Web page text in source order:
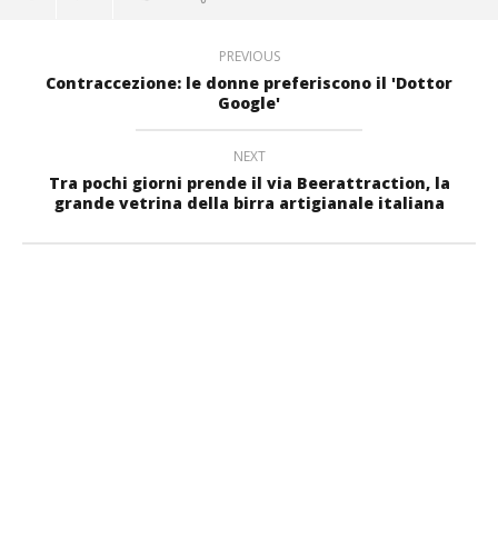
PREVIOUS
Contraccezione: le donne preferiscono il 'Dottor
Google'
NEXT
Tra pochi giorni prende il via Beerattraction, la
grande vetrina della birra artigianale italiana